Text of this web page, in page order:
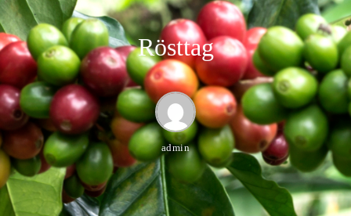
Rösttag
admin